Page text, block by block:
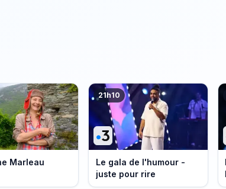
Marleau
21h10
Le gala de l'humour -
juste pour rire